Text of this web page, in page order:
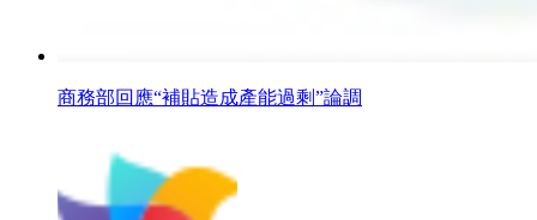
商務部回應“補貼造成產能過剩”論調